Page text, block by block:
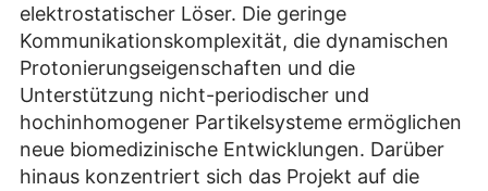
elektrostatischer Löser. Die geringe
Kommunikationskomplexität, die dynamischen
Protonierungseigenschaften und die
Unterstützung nicht-periodischer und
hochinhomogener Partikelsysteme ermöglichen
neue biomedizinische Entwicklungen. Darüber
hinaus konzentriert sich das Projekt auf die